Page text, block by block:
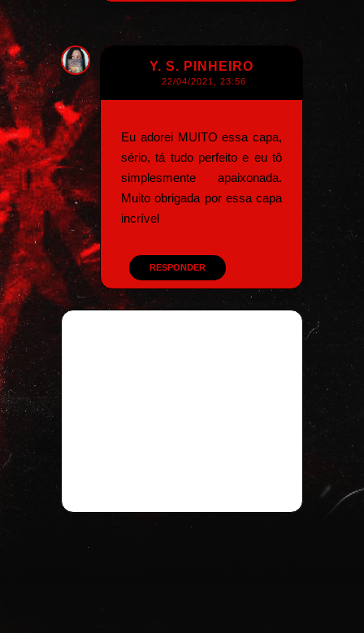
Y. S. PINHEIRO
22/04/2021, 23:56
Eu adorei MUITO essa capa,
sério, tá tudo perfeito e eu tô
simplesmente apaixonada.
Muito obrigada por essa capa
incrível
RESPONDER